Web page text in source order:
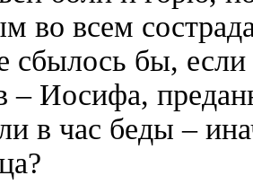
во всем
сбылось бы,
– Иосифа,
в час беды –